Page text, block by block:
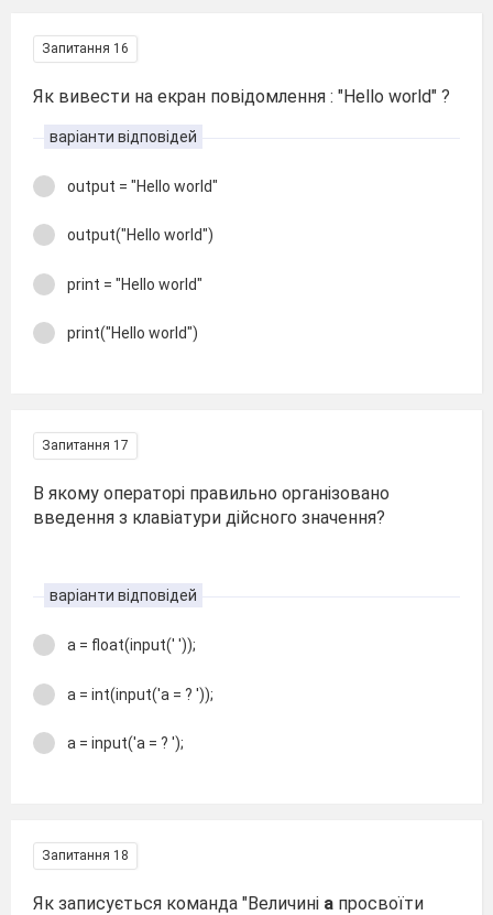
Запитання 16
Як вивести на екран повідомлення : "Hello world" ?
варіанти відповідей
output = "Hello world"
output("Hello world")
print = "Hello world"
print("Hello world")
Запитання 17
В якому операторі правильно організовано
введення з клавіатури дійсного значення?
варіанти відповідей
а = float(input(' '));
а = int(input('а = ? '));
а = input('а = ? ');
Запитання 18
Як записується команда "Величині а просвоїти